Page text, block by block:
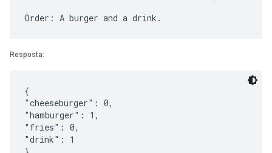
Resposta:
{
"cheeseburger": 0,
"hamburger": 1,
"fries": 0,
"drink": 1